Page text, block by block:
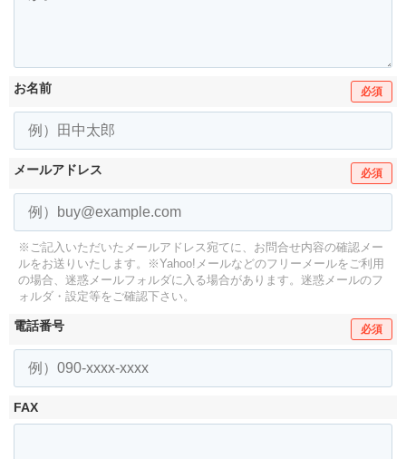
お名前 必須
メールアドレス 必須
※ご記入いただいたメールアドレス宛てに、お問合せ内容の確認メー
ルをお送りいたします。
※Yahoo!メールなどのフリーメールをご利用
の場合、迷惑メールフォルダに入る場合があります。 迷惑メールのフ
ォルダ・設定等をご確認下さい。
電話番号 必須
FAX